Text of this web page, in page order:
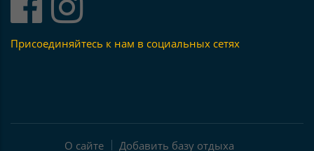
Присоединяйтесь к нам в социальных сетях
О сайте Добавить базу отдыха